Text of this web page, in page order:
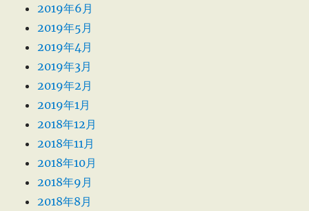
2019年6月
2019年5月
2019年4月
2019年3月
2019年2月
2019年1月
2018年12月
2018年11月
2018年10月
2018年9月
2018年8月